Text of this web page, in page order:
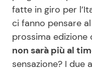
Chi siamo
Disclaimer e Privacy
Redazione
fatte in giro per
ci fanno pensare
prossima edizione
non sarà più al
sensazione? I due